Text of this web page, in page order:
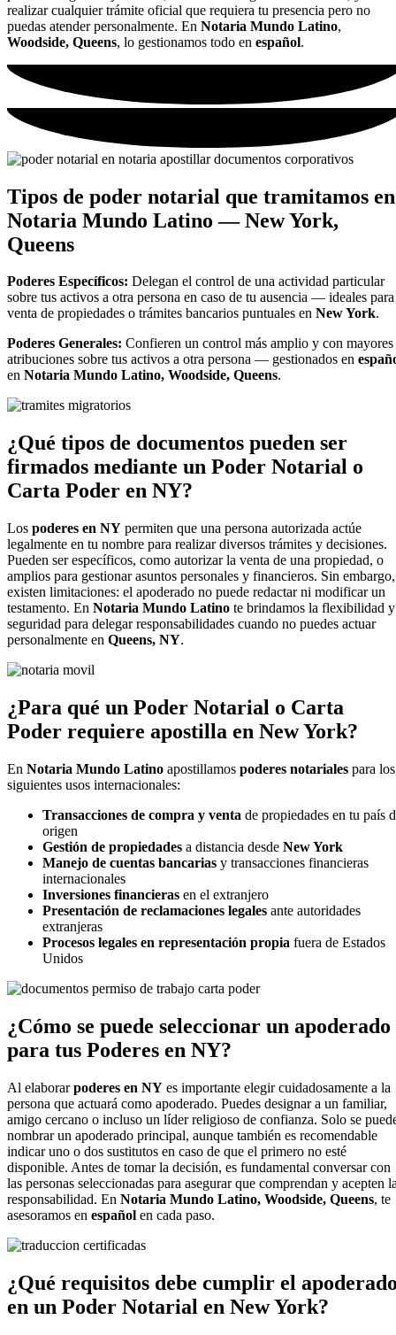
realizar cualquier trámite oficial que requiera tu presencia pero no
puedas atender personalmente. En Notaria Mundo Latino,
Woodside, Queens, lo gestionamos todo en español.
Tipos de poder notarial que tramitamos en
Notaria Mundo Latino — New York,
Queens
Poderes Específicos: Delegan el control de una actividad particular
sobre tus activos a otra persona en caso de tu ausencia — ideales para
venta de propiedades o trámites bancarios puntuales en New York.
Poderes Generales: Confieren un control más amplio y con mayores
atribuciones sobre tus activos a otra persona — gestionados en
en Notaria Mundo Latino, Woodside, Queens.
¿Qué tipos de documentos pueden ser
firmados mediante un Poder Notarial o
Carta Poder en NY?
Los poderes en NY permiten que una persona autorizada actúe
legalmente en tu nombre para realizar diversos trámites y decisiones.
Pueden ser específicos, como autorizar la venta de una propiedad, o
amplios para gestionar asuntos personales y financieros. Sin embargo,
existen limitaciones: el apoderado no puede redactar ni modificar un
testamento. En Notaria Mundo Latino te brindamos la flexibilidad y
seguridad para delegar responsabilidades cuando no puedes actuar
personalmente en Queens, NY.
¿Para qué un Poder Notarial o Carta
Poder requiere apostilla en New York?
En Notaria Mundo Latino apostillamos poderes notariales para los
siguientes usos internacionales:
Transacciones de compra y venta de propiedades en tu país
origen
Gestión de propiedades a distancia desde New York
Manejo de cuentas bancarias y transacciones financieras
internacionales
Inversiones financieras en el extranjero
Presentación de reclamaciones legales ante autoridades
extranjeras
Procesos legales en representación propia fuera de Estados
Unidos
¿Cómo se puede seleccionar un apoderado
para tus Poderes en NY?
Al elaborarpoderes en NY es importante elegir cuidadosamente a la
persona que actuará como apoderado. Puedes designar a un familiar,
amigo cercano o incluso un líder religioso de confianza. Solo se
nombrar un apoderado principal, aunque también es recomendable
indicar uno o dos sustitutos en caso de que el primero no esté
disponible. Antes de tomar la decisión, es fundamental conversar con
las personas seleccionadas para asegurar que comprendan y acepten
responsabilidad. En Notaria Mundo Latino, Woodside, Queens, te
asesoramos en español en cada paso.
¿Qué requisitos debe cumplir el
en un Poder Notarial en New York?